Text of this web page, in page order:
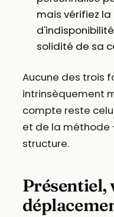
mais vérifiez
solidité de sa
Aucune des trois
intrinsèquement
compte reste
et de la méthode
structure.
Présentiel,